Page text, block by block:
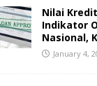
Nilai
Indikator
Nasional,
January 4,